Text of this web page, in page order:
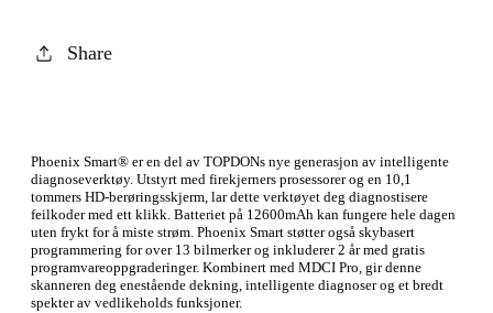
Share
Phoenix Smart® er en del av TOPDONs nye generasjon av intelligente
diagnoseverktøy. Utstyrt med firekjerners prosessorer og en 10,1
tommers HD-berøringsskjerm, lar dette verktøyet deg diagnostisere
feilkoder med ett klikk. Batteriet på 12600mAh kan fungere hele dagen
uten frykt for å miste strøm. Phoenix Smart støtter også skybasert
programmering for over 13 bilmerker og inkluderer 2 år med gratis
programvareoppgraderinger. Kombinert med MDCI Pro, gir denne
skanneren deg enestående dekning, intelligente diagnoser og et bredt
spekter av vedlikeholds funksjoner.